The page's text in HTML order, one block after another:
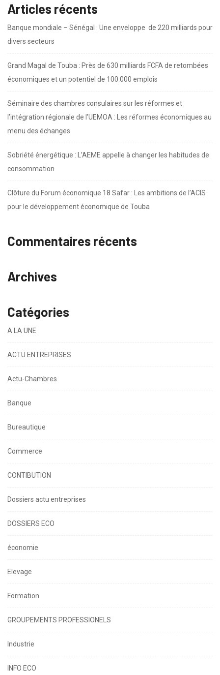
Articles récents
Banque mondiale – Sénégal : Une enveloppe de 220 milliards pour
divers secteurs
Grand Magal de Touba : Près de 630 milliards FCFA de retombées
économiques et un potentiel de 100.000 emplois
Séminaire des chambres consulaires sur les réformes et
l’intégration régionale de l’UEMOA : Les réformes économiques au
menu des échanges
Sobriété énergétique : L’AEME appelle à changer les habitudes de
consommation
Clôture du Forum économique 18 Safar : Les ambitions de l’ACIS
pour le développement économique de Touba
Commentaires récents
Archives
Catégories
A LA UNE
ACTU ENTREPRISES
Actu-Chambres
Banque
Bureautique
Commerce
CONTIBUTION
Dossiers actu entreprises
DOSSIERS ECO
économie
Elevage
Formation
GROUPEMENTS PROFESSIONELS
Industrie
INFO ECO